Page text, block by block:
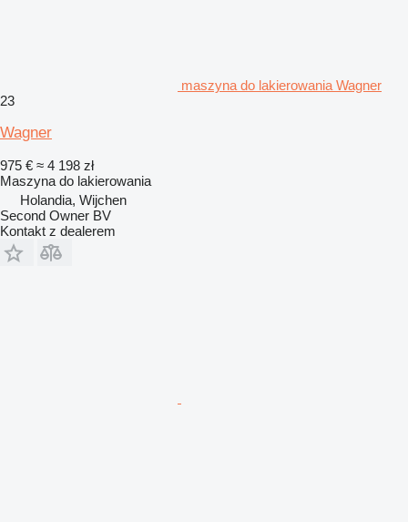
maszyna do lakierowania Wagner
23
Wagner
975 € ≈ 4 198 zł
Maszyna do lakierowania
Holandia, Wijchen
Second Owner BV
Kontakt z dealerem